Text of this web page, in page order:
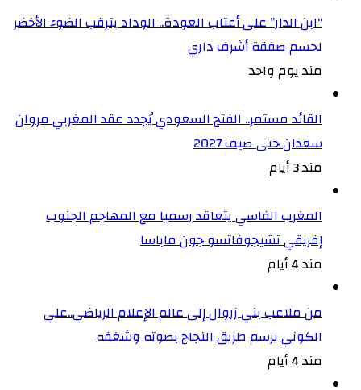
“ابن الدار” على أعتاب العودة.. الوداد يترقب الضوء الأخضر
لحسم صفقة أشرف داري
مند يوم واحد
القائد مستمر.. الفتح السعودي يُجدد عقد المغربي مروان
سعدان حتى صيف 2027
مند 3 أيام
المغرب الفاسي يتعاقد رسميا مع المهاجم الجنوب
إفريقي تشيجوفاتسو جون ماباسا
مند 4 أيام
من ملاعب بني زروال إلى عالم الإعلام الرياضي..علي
الكوني يرسم طريق النجاح بصوته وشغفه
مند 4 أيام